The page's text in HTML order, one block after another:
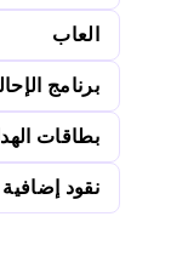
العاب
برنامج
بطاقات
نقود إضافية